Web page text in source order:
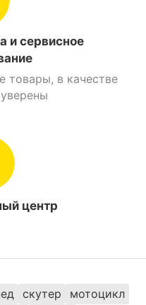
и сервисное
товары, в качестве
центр
скутер
мотоцикл